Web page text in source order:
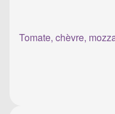
Tomate, chèvre,